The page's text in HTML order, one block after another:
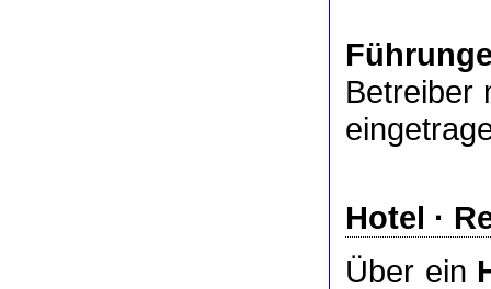
Betreiber
Hotel ·
Über ein